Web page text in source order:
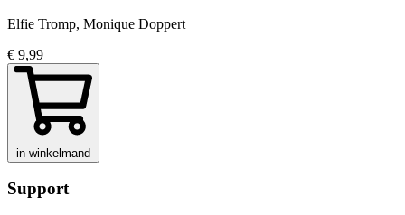
Elfie Tromp, Monique Doppert
€ 9,99
in winkelmand
Support